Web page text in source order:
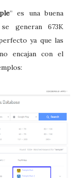
” es una buena
generan 673K
ya que las
encajan con el